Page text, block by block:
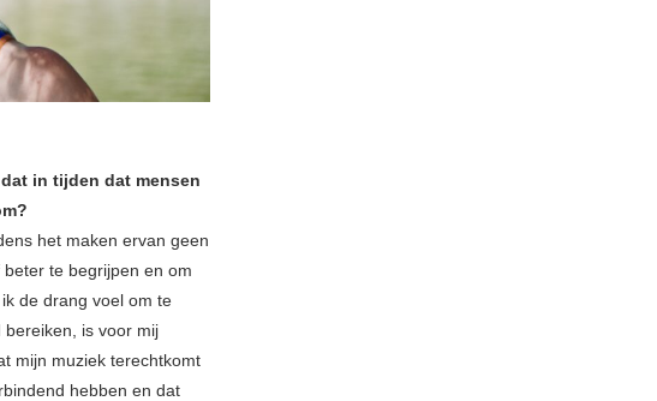
in tijden dat mensen
het maken ervan geen
te begrijpen en om
de drang voel om te
is voor mij
mijn muziek terechtkomt
hebben en dat